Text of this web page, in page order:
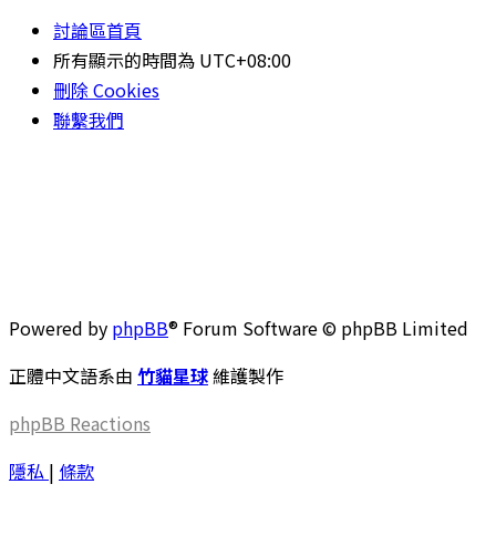
討論區首頁
所有顯示的時間為 UTC+08:00
刪除 Cookies
聯繫我們
Powered by phpBB® Forum Software © phpBB Limited
正體中文語系由 竹貓星球維護製作
phpBB Reactions
隱私 | 條款